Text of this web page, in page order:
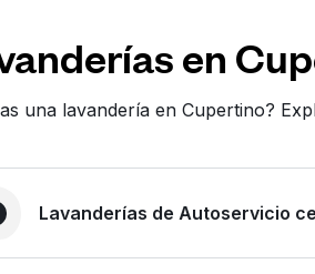
ES en
una lavandería en Cupertino?
Lavanderías de Autoservicio